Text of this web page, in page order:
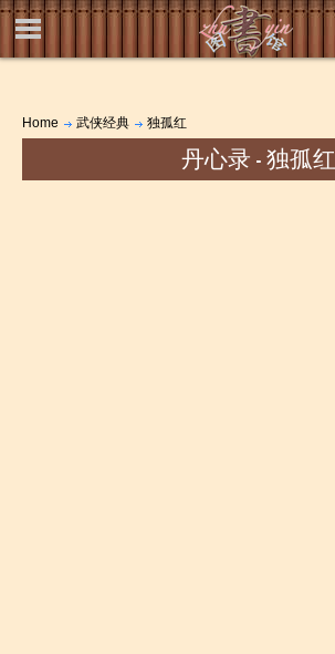
Home 武侠经典 独孤红
丹心录 - 独孤红